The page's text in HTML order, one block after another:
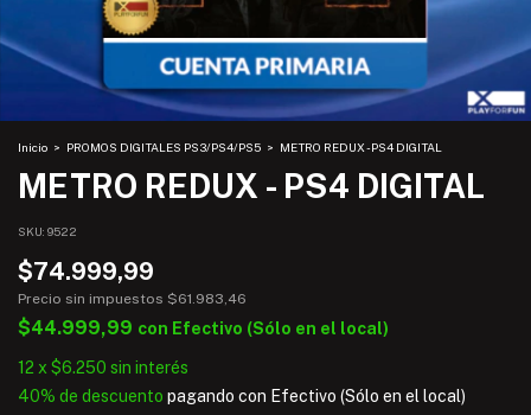
Inicio > PROMOS DIGITALES PS3/PS4/PS5 > METRO REDUX - PS4 DIGITAL
METRO REDUX - PS4 DIGITAL
SKU: 9522
$74.999,99
Precio sin impuestos $61.983,46
$44.999,99 con Efectivo (Sólo en el local)
12 x $6.250 sin interés
40% de descuento pagando con Efectivo (Sólo en el local)